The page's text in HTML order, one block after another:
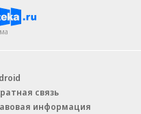
связь
информация